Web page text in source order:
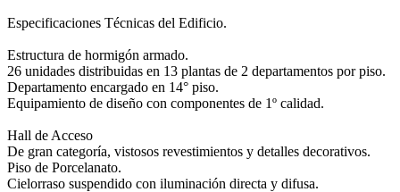
Especificaciones Técnicas del Edificio.
Estructura de hormigón armado.
26 unidades distribuidas en 13 plantas de 2 departamentos por piso.
Departamento encargado en 14° piso.
Equipamiento de diseño con componentes de 1º calidad.
Hall de Acceso
De gran categoría, vistosos revestimientos y detalles decorativos.
Piso de Porcelanato.
Cielorraso suspendido con iluminación directa y difusa.